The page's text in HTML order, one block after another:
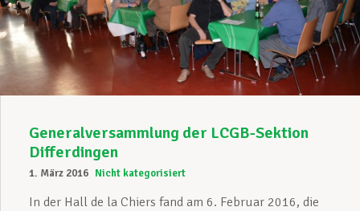
Generalversammlung der LCGB-Sektion
Differdingen
1. März 2016 Nicht kategorisiert
In der Hall de la Chiers fand am 6. Februar 2016, die